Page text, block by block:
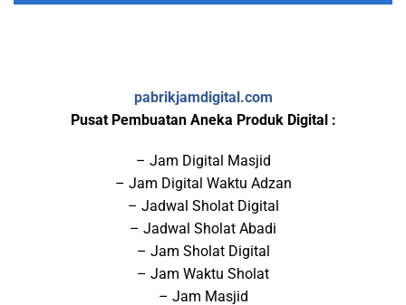
pabrikjamdigital.com
Pusat Pembuatan Aneka Produk Digital :
– Jam Digital Masjid
– Jam Digital Waktu Adzan
– Jadwal Sholat Digital
– Jadwal Sholat Abadi
– Jam Sholat Digital
– Jam Waktu Sholat
– Jam Masjid